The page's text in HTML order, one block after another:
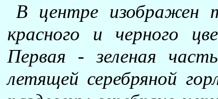
В центре изображен
красного и черного
Первая - зеленая
летящей серебряной